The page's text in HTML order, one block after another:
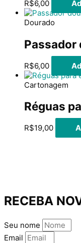
R$6,00
Dourado
Passador
R$6,00
Cartonagem
Réguas
R$19,00
RECEBA
Seu nome
Email